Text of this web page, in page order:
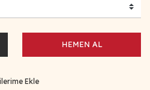
HEMEN AL